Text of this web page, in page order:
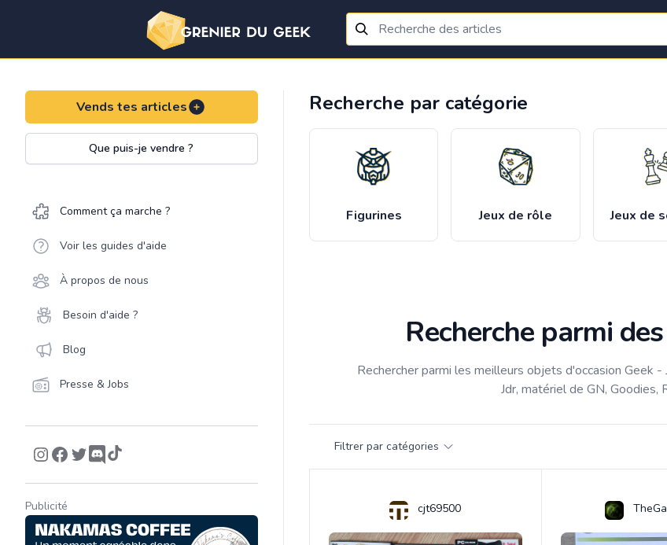
Vends tes articles
Que puis-je vendre ?
Comment ça marche ?
Voir les guides d'aide
À propos de nous
Besoin d'aide ?
Blog
Presse & Jobs
Publicité
Recherche par catégorie
Figurines Jeux de rôle Jeux de
Recherche parmi
Rechercher parmi les meilleurs objets d'occasion Geek
Jdr, matériel de GN, Goodies,
Filtrer par catégories
cjt69500